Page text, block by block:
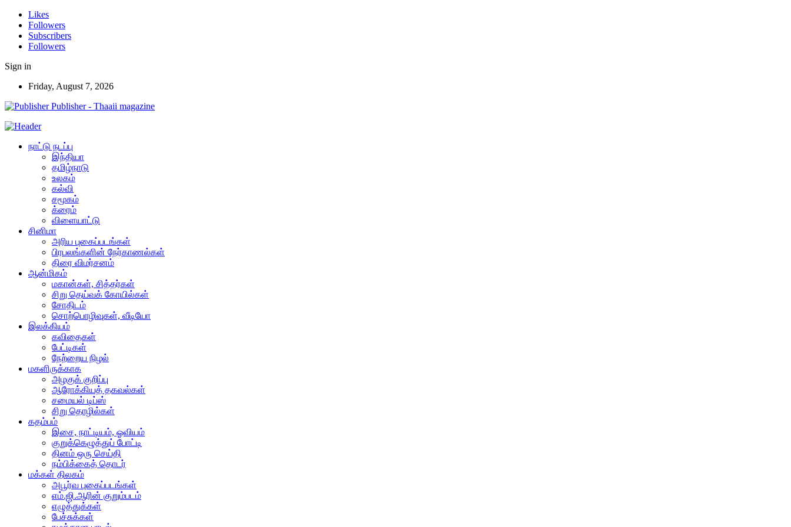
Likes
Followers
Subscribers
Followers
Sign in
Friday, August 7, 2026
Publisher - Thaaii magazine
நாட்டு நடப்பு
இந்தியா
தமிழ்நாடு
உலகம்
கல்வி
சமூகம்
க்ரைம்
விளையாட்டு
சினிமா
அரிய புகைப்படங்கள்
பிரபலங்களின் நேர்காணல்கள்
திரை விமர்சனம்
ஆன்மிகம்
மகான்கள், சித்தர்கள்
சிறு தெய்வக் கோயில்கள்
சோதிடம்
சொற்பொழிவுகள், வீடியோ
இலக்கியம்
கவிதைகள்
பேட்டிகள்
நேற்றைய நிழல்
மகளிருக்காக
அழகுக் குறிப்பு
ஆரோக்கியத் தகவல்கள்
சமையல் டிப்ஸ்
சிறு தொழில்கள்
கதம்பம்
இசை, நாட்டியம், ஓவியம்
குறுக்கெழுத்துப் போட்டி
தினம் ஒரு செய்தி
நம்பிக்கைத் தொடர்
மக்கள் திலகம்
அபூர்வ புகைப்படங்கள்
எம்.ஜி.ஆரின் குறும்படம்
எழுத்துக்கள்
பேச்சுக்கள்